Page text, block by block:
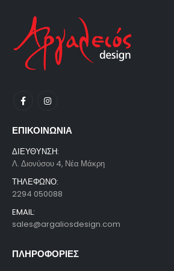
ΕΠΙΚΟΙΝΩΝΙΑ
ΔΙΕΥΘΥΝΣΗ:
Λ. Διονύσου 4, Νέα Μάκρη
ΤΗΛΕΦΩΝΟ:
2294 050088
EMAIL:
sales@argaliosdesign.com
ΠΛΗΡΟΦΟΡΙΕΣ